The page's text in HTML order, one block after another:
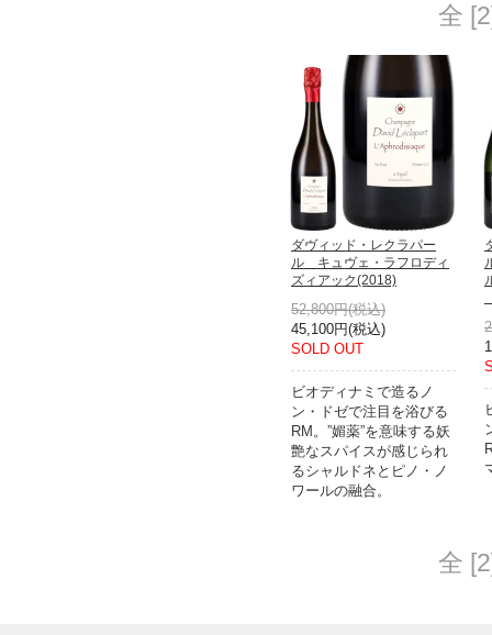
全
ダヴィッド・レクラパー
ル キュヴェ・ラフロディ
ズィアック(2018)
52,800円(税込)
45,100円(税込)
SOLD OUT
ビオディナミで造るノ
ン・ドゼで注目を浴びる
RM。”媚薬”を意味する妖
艶なスパイスが感じられ
るシャルドネとピノ・ノ
ワールの融合。
全